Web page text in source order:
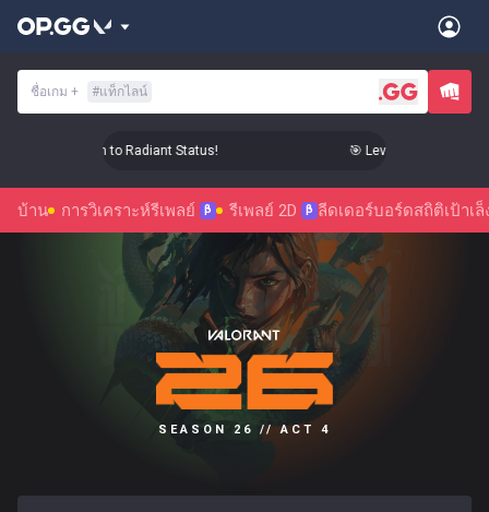
ชื่อเกม + #แท็กไลน์
Up Your Aim to Radiant Status! 🎯 Level Up Your Aim
บ้าน การวิเคราะห์รีเพลย์ β รีเพลย์ 2D β ลีดเดอร์บอร์ดสถิติเป้าเล็
SEASON 26 // ACT 4